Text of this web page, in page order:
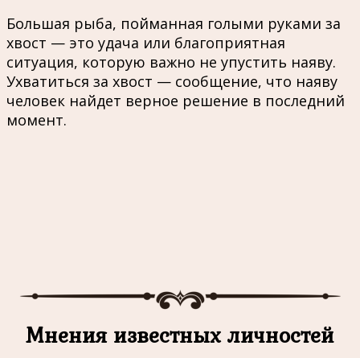
Большая рыба, пойманная голыми руками за
хвост — это удача или благоприятная
ситуация, которую важно не упустить наяву.
Ухватиться за хвост — сообщение, что наяву
человек найдeт верное решение в последний
момент.
Мнения известных личностей